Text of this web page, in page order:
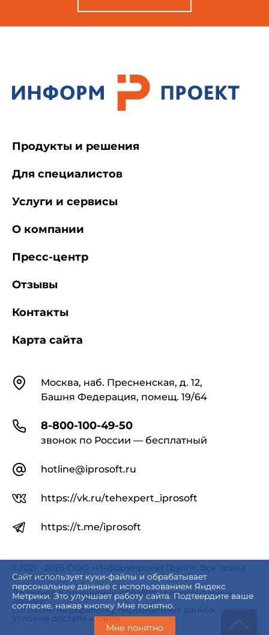
Сайт использует куки-файлы и обрабатывает
персональные данные с использованием Яндекс
Метрики. Это улучшает работу сайта. Подтвердите ваше
согласие, нажав кнопку Мне понятно.
Мне понятно
КонтактыМосква, наб. Пресненская, д. 12,
Башня Федерация, помещ. 19/64
8-800-100-49-50
звонок по России — бесплатный
hotline@iprosoft.ru
https://vk.ru/tehexpert_iprosoft
https://t.me/iprosoft
Продукты и решения
Для специалистов
Услуги и сервисы
О компании
Пресс-центр
Отзывы
Контакты
Карта сайта
©2021 - 2026 ООО «Информпроект Групп». Все права
защищены.
Политика в отношении обработки персональных
данных
Согласие на обработку персональных данных
Условия доступа к сайту